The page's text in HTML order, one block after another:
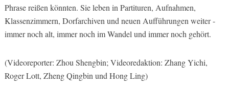
Phrase reißen könnten. Sie leben in Partituren, Aufnahmen,
Klassenzimmern, Dorfarchiven und neuen Aufführungen weiter -
immer noch alt, immer noch im Wandel und immer noch gehört.
(Videoreporter: Zhou Shengbin; Videoredaktion: Zhang Yichi,
Roger Lott, Zheng Qingbin und Hong Ling)